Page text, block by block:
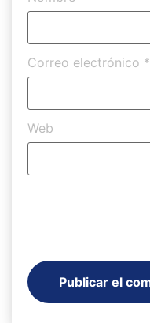
Correo electrónico *
Web